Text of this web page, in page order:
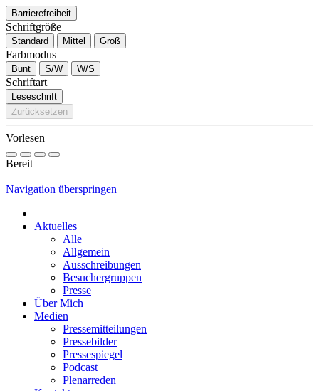
Barrierefreiheit
Schriftgröße
Standard Mittel Groß
Farbmodus
Bunt S/W W/S
Schriftart
Leseschrift
Zurücksetzen
Vorlesen
Bereit
Navigation überspringen
Aktuelles
Alle
Allgemein
Ausschreibungen
Besuchergruppen
Presse
Über Mich
Medien
Pressemitteilungen
Pressebilder
Pressespiegel
Podcast
Plenarreden